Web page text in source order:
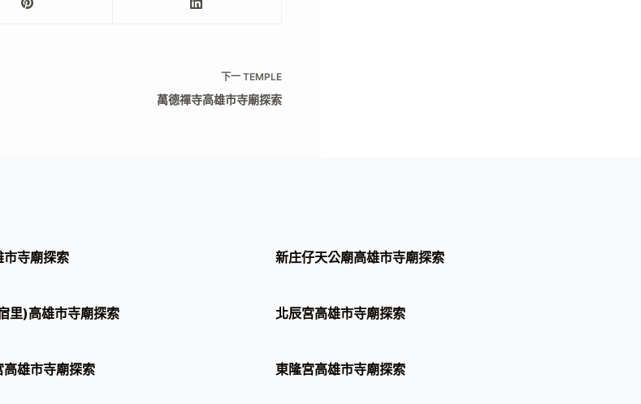
下一 TEMPLE
萬德禪寺高雄市寺廟探索
市寺廟探索 新庄仔天公廟高雄市寺廟探索
里)高雄市寺廟探索 北辰宮高雄市寺廟探索
高雄市寺廟探索 東隆宮高雄市寺廟探索